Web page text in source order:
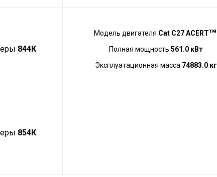
844К
Модель двигателя Cat C27 ACERTтм
Полная мощность 561.0 кВт
Эксплуатационная масса 74883.0 кг
854К